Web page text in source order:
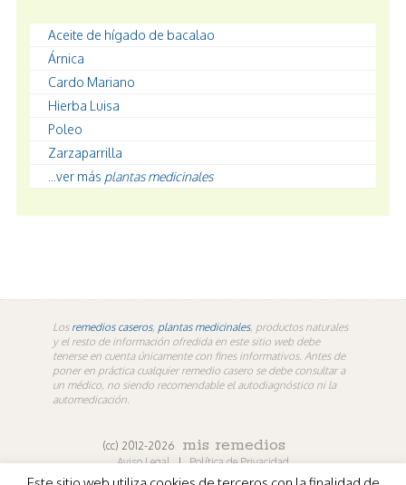
Aceite de hígado de bacalao
Árnica
Cardo Mariano
Hierba Luisa
Poleo
Zarzaparrilla
...ver más plantas medicinales
Los remedios caseros, plantas medicinales, productos naturales
y el resto de información ofredida en este sitio web debe
tenerse en cuenta únicamente con fines informativos. Antes de
poner en práctica cualquier remedio casero se debe consultar a
un médico, no siendo recomendable el autodiagnóstico ni la
automedicación.
(cc) 2012-2026 mis remedios
Aviso Legal | Política de Privacidad